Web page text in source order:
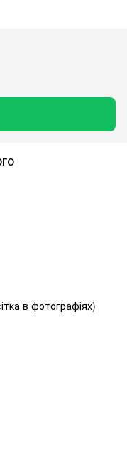
в фотографіях)